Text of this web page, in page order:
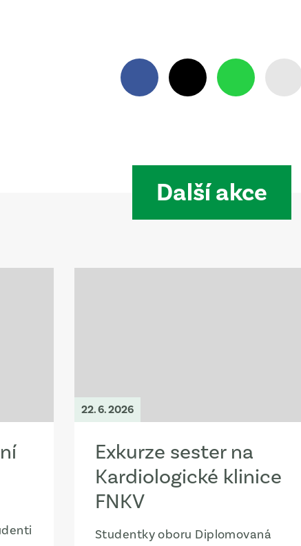
Další akce
22. 6. 2026
Exkurze sester na
Kardiologické klinice
FNKV
Studentky oboru Diplomovaná